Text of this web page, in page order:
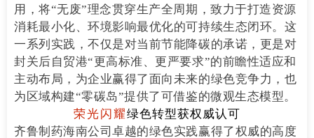
用，将“无废”理念贯穿生产全周期，致力于打造资源
消耗最小化、环境影响最优化的可持续生态闭环。这
一系列实践，不仅是对当前节能降碳的承诺，更是对
封关后自贸港“更高标准、更严要求”的前瞻性适应和
主动布局，为企业赢得了面向未来的绿色竞争力，也
为区域构建“零碳岛”提供了可借鉴的微观生态模型。
荣光闪耀绿色转型获权威认可
齐鲁制药海南公司卓越的绿色实践赢得了权威的高度